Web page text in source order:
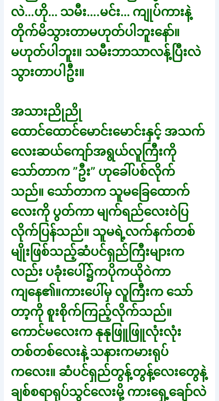
လဲ…ဟို… သမီး….မင်း… ကျုပ်ကားနဲ့
တိုက်မိသွားတာမဟုတ်ပါဘူးနော်။
မဟုတ်ပါဘူး။ သမီးဘာသာလန့်ပြီးလဲ
သွားတာပါဦး။
အသားညိုညို
ထောင်ထောင်မောင်းမောင်းနှင့် အသက်
လေးဆယ်ကျော်အရွယ်လူကြီးကို
သော်တာက ”ဦး” ဟုခေါ်ပစ်လိုက်
သည်။ သော်တာက သူမခြေထောက်
လေးကို ပွတ်ကာ မျက်ရည်လေးဝဲပြ
လိုက်ပြန်သည်။ သူမရဲ့လက်နက်တစ်
မျိုးဖြစ်သည့်ဆံပင်ရှည်ကြီးများက
လည်း ပခုံးပေါ်၌ကပိုကယိုဝဲကာ
ကျနေ၏။ကားပေါ်မှ လူကြီးက သော်
တာ့ကို စူးစိုက်ကြည့်လိုက်သည်။
ကောင်မလေးက နုနုဖြူဖြူလုံးလုံး
တစ်တစ်လေးနဲ့ သနားကမားရုပ်
ကလေး။ ဆံပင်ရှည်တွန့်တွန့်လေးတွေနဲ့
ချစ်စရာရုပ်သွင်လေးမို့ ကားရှေ့ချော်လဲ